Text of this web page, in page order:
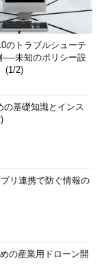
のトラブルシューテ
──未知のポリシー設
(1/2)
の基礎知識とインス
リ連携で防ぐ情報の
の産業用ドローン開